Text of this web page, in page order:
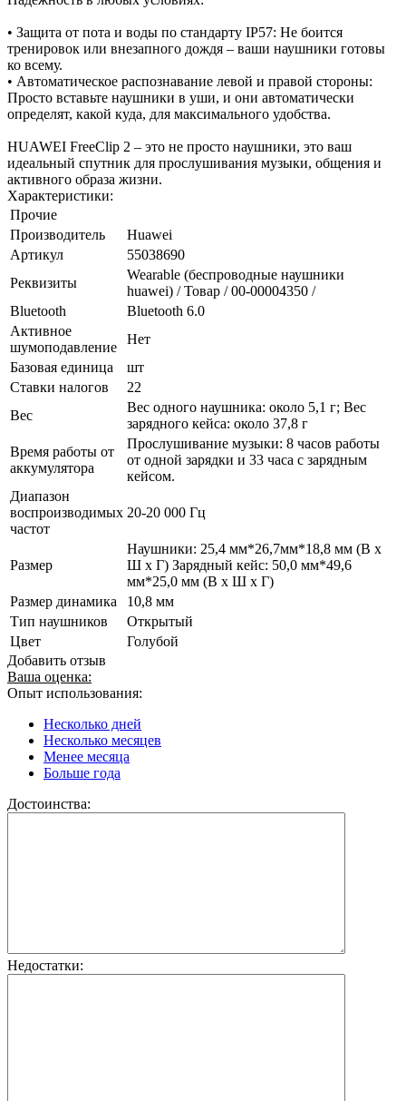
• Защита от пота и воды по стандарту IP57: Не боится
тренировок или внезапного дождя – ваши наушники готовы
ко всему.
• Автоматическое распознавание левой и правой стороны:
Просто вставьте наушники в уши, и они автоматически
определят, какой куда, для максимального удобства.
HUAWEI FreeClip 2 – это не просто наушники, это ваш
идеальный спутник для прослушивания музыки, общения и
активного образа жизни.
Характеристики:
Прочие
Производитель
Huawei
Артикул
55038690
Реквизиты
Wearable (беспроводные наушники
huawei) / Товар / 00-00004350 /
Bluetooth
Bluetooth 6.0
Активное
шумоподавление
Нет
Базовая единица
шт
Ставки налогов
22
Вес
Вес одного наушника: около 5,1 г; Вес
зарядного кейса: около 37,8 г
Время работы от
аккумулятора
Прослушивание музыки: 8 часов работы
от одной зарядки и 33 часа с зарядным
кейсом.
Диапазон
воспроизводимых
частот
20-20 000 Гц
Размер
Наушники: 25,4 мм*26,7мм*18,8 мм (В x
Ш x Г) Зарядный кейс: 50,0 мм*49,6
мм*25,0 мм (В x Ш x Г)
Размер динамика
10,8 мм
Тип наушников
Открытый
Цвет
Голубой
Добавить отзыв
Ваша оценка:
Опыт использования:
Несколько дней
Несколько месяцев
Менее месяца
Больше года
Достоинства:
Недостатки: